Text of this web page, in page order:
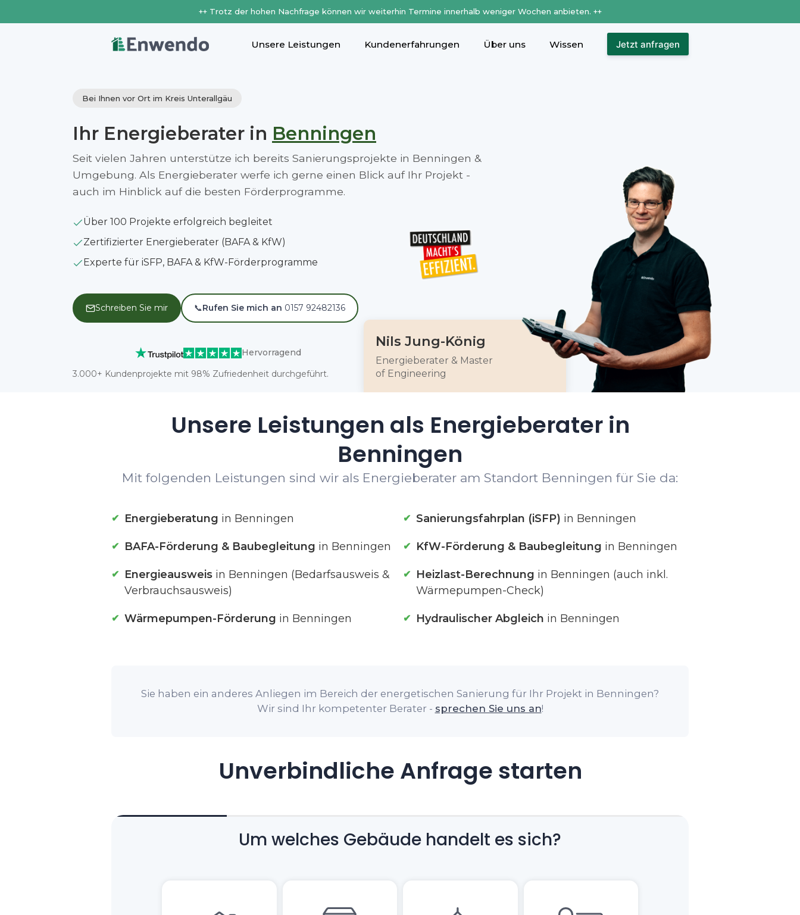
++ Trotz der hohen Nachfrage können wir weiterhin Termine innerhalb weniger Wochen anbieten. ++
Unsere Leistungen Kundenerfahrungen Über uns Wissen Jetzt anfragen
Bei Ihnen vor Ort im Kreis Unterallgäu
Ihr Energieberater in Benningen
Seit vielen Jahren unterstütze ich bereits Sanierungsprojekte in Benningen &
Umgebung. Als Energieberater werfe ich gerne einen Blick auf Ihr Projekt -
auch im Hinblick auf die besten Förderprogramme.
Über 100 Projekte erfolgreich begleitet
Zertifizierter Energieberater (BAFA & KfW)
Experte für iSFP, BAFA & KfW-Förderprogramme
Schreiben Sie mir 📞Rufen Sie mich an 0157 92482136
Hervorragend
3.000+ Kundenprojekte mit 98% Zufriedenheit durchgeführt.
Nils Jung-König
Energieberater & Master
of Engineering
Unsere Leistungen als Energieberater in
Benningen
Mit folgenden Leistungen sind wir als Energieberater am Standort Benningen für Sie da:
Energieberatung in Benningen Sanierungsfahrplan (iSFP) in Benningen
BAFA-Förderung & Baubegleitung in Benningen KfW-Förderung & Baubegleitung in Benningen
Energieausweis in Benningen (Bedarfsausweis &
Verbrauchsausweis)
Heizlast-Berechnung in Benningen (auch inkl.
Wärmepumpen-Check)
Wärmepumpen-Förderung in Benningen Hydraulischer Abgleich in Benningen
Sie haben ein anderes Anliegen im Bereich der energetischen Sanierung für Ihr Projekt in Benningen?
Wir sind Ihr kompetenter Berater - sprechen Sie uns an!
Unverbindliche Anfrage starten